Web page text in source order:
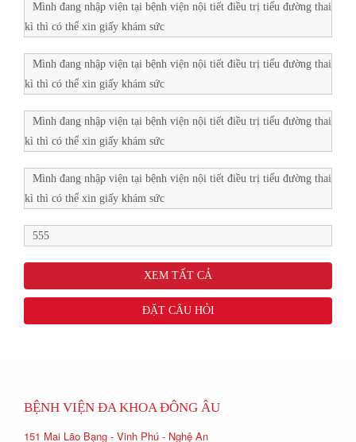
Mình đang nhập viện tại bệnh viện nội tiết điều trị tiểu đường thai
kì thì có thể xin giấy khám sức
Mình đang nhập viện tại bệnh viện nội tiết điều trị tiểu đường thai
kì thì có thể xin giấy khám sức
Mình đang nhập viện tại bệnh viện nội tiết điều trị tiểu đường thai
kì thì có thể xin giấy khám sức
Mình đang nhập viện tại bệnh viện nội tiết điều trị tiểu đường thai
kì thì có thể xin giấy khám sức
555
XEM TẤT CẢ
ĐẶT CÂU HỎI
BỆNH VIỆN ĐA KHOA ĐÔNG ÂU
151 Mai Lão Bạng - Vinh Phú - Nghệ An